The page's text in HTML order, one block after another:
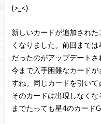
(>_<)
新しいカードが追加され
くなりました。前回まで
だったのがアップデートさ
今まで入手困難なカード
すね。同じカードを引いて
そのカードは出現しなく
までたっても星4のカード